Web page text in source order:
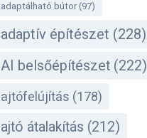
adaptálható bútor(97)
adaptív építészet (228)
AI belsőépítészet(222)
ajtófelújítás (178)
ajtó átalakítás (212)